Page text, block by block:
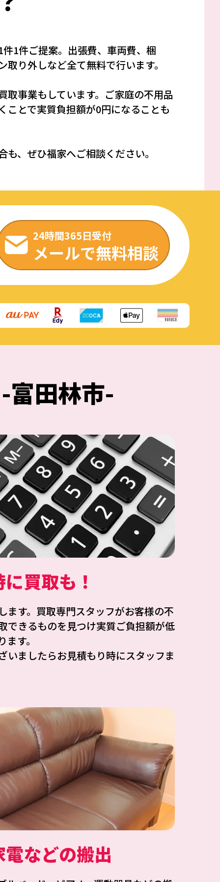
1件ご提案。出張費、車両費、梱
り外しなど全て無料で行います。
取事業もしています。ご家庭の不用品
ことで実質負担額が0円になることも
、ぜひ福家へご相談ください。
24時間365日受付
メールで無料相談
田林市-
買取も！
ます。買取専門スタッフがお客様の不
できるものを見つけ実質ご負担額が低
す。
ましたらお見積もり時にスタッフま
などの搬出